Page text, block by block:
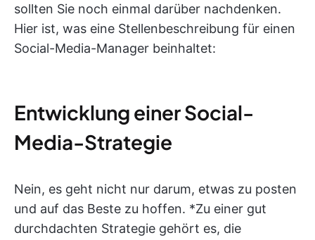
sollten Sie noch einmal darüber nachdenken.
Hier ist, was eine Stellenbeschreibung für einen
Social-Media-Manager beinhaltet:
Entwicklung einer Social-
Media-Strategie
Nein, es geht nicht nur darum, etwas zu posten
und auf das Beste zu hoffen. *Zu einer gut
durchdachten Strategie gehört es, die